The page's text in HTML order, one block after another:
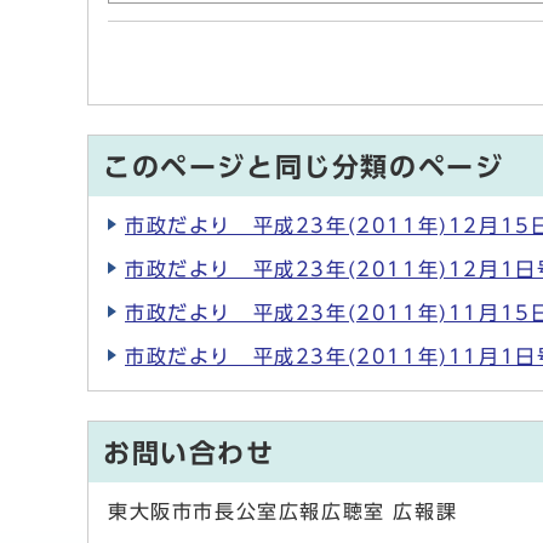
このページと同じ分類のページ
市政だより 平成23年(2011年)12月15
市政だより 平成23年(2011年)12月1日
市政だより 平成23年(2011年)11月15
市政だより 平成23年(2011年)11月1日
お問い合わせ
東大阪市市長公室広報広聴室 広報課